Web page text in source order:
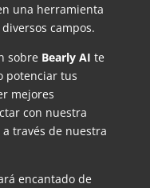
una herramienta
campos.
sobre Bearly AI te
potenciar tus
mejores
con nuestra
a través de nuestra
encantado de